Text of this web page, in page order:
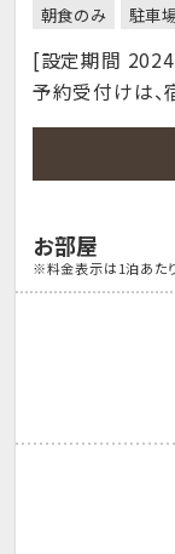
朝食のみ 駐車
[設定期間
予約受付けは
お部屋
※料金表示は1泊あた